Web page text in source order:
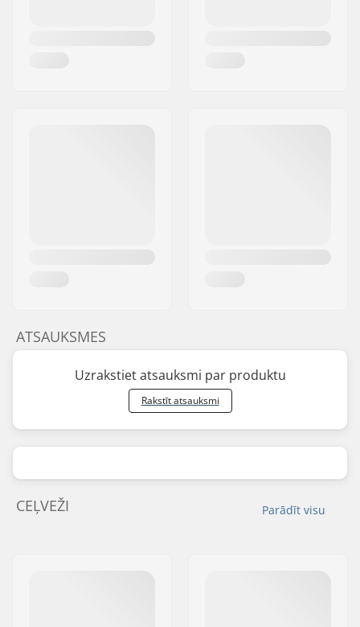
ATSAUKSMES
Uzrakstiet atsauksmi par produktu
Rakstīt atsauksmi
Parādīt visu
CEĻVEŽI